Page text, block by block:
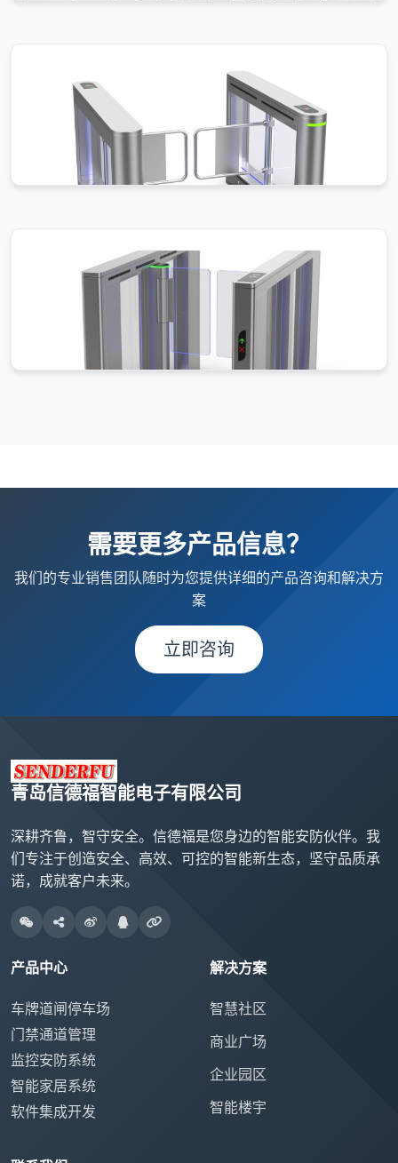
翼闸 - 智慧景区 - 304 不锈钢 - 多识别畅
区、场馆等高端场景。
摆闸 - 全场景 - 精工通道 - 多重安防防水
速通门 - 全场景 - 304 不锈钢 - 多重安防
本款速通门采用 304 不锈钢打造，搭载红外检测与人脸识
别技术，具备多重安防防护功能，支持多验证方式，适配各
了解更多
需要更多产品信息？
我们的专业销售团队随时为您提供详细的产品咨询和解决方
案
立即咨询
青岛信德福智能电子有限公司
深耕齐鲁，智守安全。信德福是您身边的智能安防伙伴。我
们专注于创造安全、高效、可控的智能新生态，坚守品质承
诺，成就客户未来。
产品中心
车牌道闸停车场
门禁通道管理
监控安防系统
智能家居系统
软件集成开发
解决方案
智慧社区
商业广场
企业园区
智能楼宇